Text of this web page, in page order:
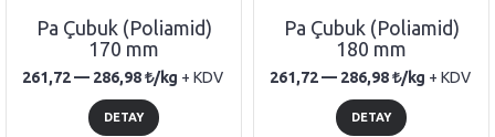
Pa Çubuk (Poliamid)
170 mm
261,72 — 286,98 /kg + KDV
DETAY
Pa Çubuk (Poliamid)
180 mm
261,72 — 286,98 /kg + KDV
DETAY